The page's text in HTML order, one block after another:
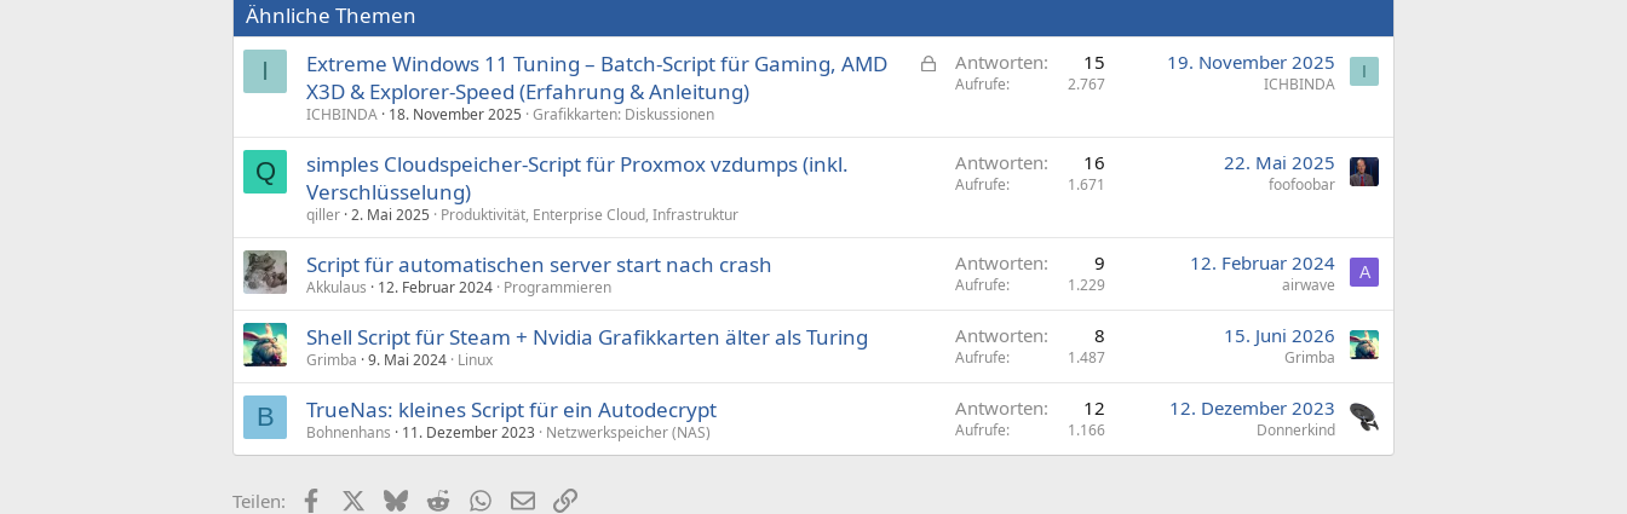
Ähnliche Themen
I
G
p
t
Extreme Windows 11 Tuning – Batch-Script für Gaming, AMD
X3D & Explorer-Speed (Erfahrung & Anleitung)
ICHBINDA 18. November 2025 Grafikkarten: Diskussionen
Antworten 15
Aufrufe 2.767
19. November 2025
ICHBINDA
I
Q
simples Cloudspeicher-Script für Proxmox vzdumps (inkl.
Verschlüsselung)
qiller 2. Mai 2025 Produktivität, Enterprise Cloud, Infrastruktur
Antworten 16
Aufrufe 1.671
22. Mai 2025
foofoobar
Script für automatischen server start nach crash
Akkulaus 12. Februar 2024 Programmieren
Antworten 9
Aufrufe 1.229
12. Februar 2024
airwave
A
Shell Script für Steam + Nvidia Grafikkarten älter als Turing
Grimba 9. Mai 2024 Linux
Antworten 8
Aufrufe 1.487
15. Juni 2026
Grimba
B TrueNas: kleines Script für ein Autodecrypt
Bohnenhans 11. Dezember 2023 Netzwerkspeicher (NAS)
Antworten 12
Aufrufe 1.166
12. Dezember 2023
Donnerkind
Teilen: FacebookX (Twitter)
BlueskyRedditWhatsApp
E-MailLink